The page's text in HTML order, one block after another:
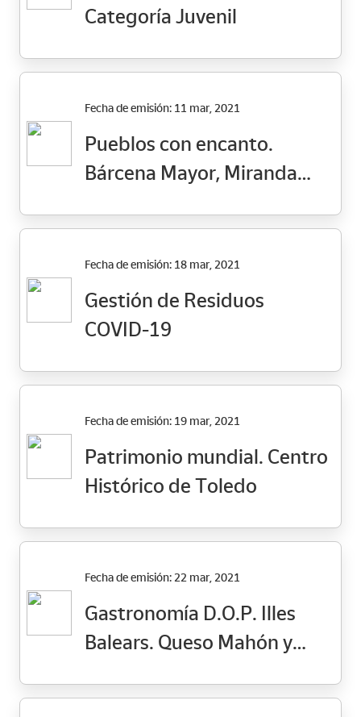
Categoría Juvenil
Fecha de emisión: 11 mar, 2021
Pueblos con encanto.
Bárcena Mayor, Miranda
Capileira
Fecha de emisión: 18 mar, 2021
Gestión de Residuos
COVID-19
Fecha de emisión: 19 mar, 2021
Patrimonio mundial. Centro
Histórico de Toledo
Fecha de emisión: 22 mar, 2021
Gastronomía D.O.P. Illes
Balears. Queso Mahón y